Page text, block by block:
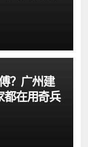
？广州建
都在用奇兵